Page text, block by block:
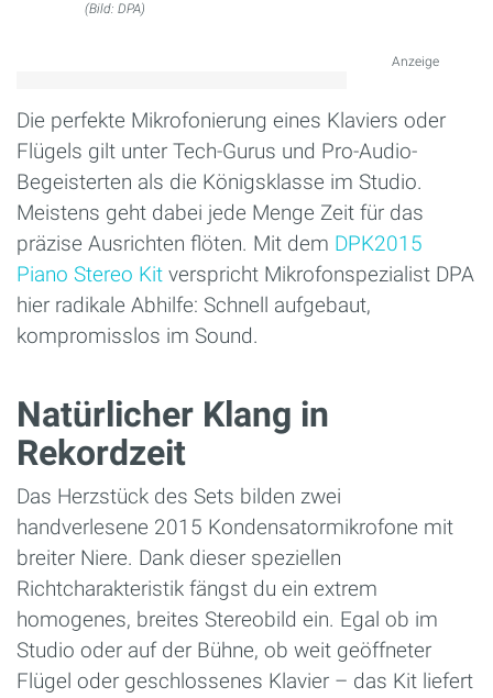
(Bild: DPA)
Anzeige
Die perfekte Mikrofonierung eines Klaviers oder
Flügels gilt unter Tech-Gurus und Pro-Audio-
Begeisterten als die Königsklasse im Studio.
Meistens geht dabei jede Menge Zeit für das
präzise Ausrichten flöten. Mit dem DPK2015
Piano Stereo Kit verspricht Mikrofonspezialist DPA
hier radikale Abhilfe: Schnell aufgebaut,
kompromisslos im Sound.
Natürlicher Klang in
Rekordzeit
Das Herzstück des Sets bilden zwei
handverlesene 2015 Kondensatormikrofone mit
breiter Niere. Dank dieser speziellen
Richtcharakteristik fängst du ein extrem
homogenes, breites Stereobild ein. Egal ob im
Studio oder auf der Bühne, ob weit geöffneter
Flügel oder geschlossenes Klavier – das Kit liefert